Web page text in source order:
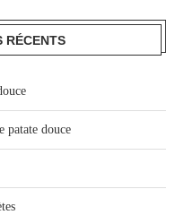
RÉCENTS
patate douce